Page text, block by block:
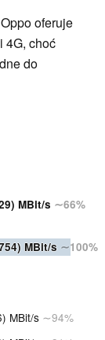
oferuje
4G, choć
do
MBit/s ∼66%
MBit/s ∼100%
MBit/s ∼94%